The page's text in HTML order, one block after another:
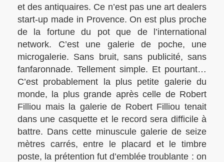
et des antiquaires. Ce n’est pas une art dealers
start-up made in Provence. On est plus proche
de la fortune du pot que de l’international
network. C’est une galerie de poche, une
microgalerie. Sans bruit, sans publicité, sans
fanfaronnade. Tellement simple. Et pourtant…
C’est probablement la plus petite galerie du
monde, la plus grande après celle de Robert
Filliou mais la galerie de Robert Filliou tenait
dans une casquette et le record sera difficile à
battre. Dans cette minuscule galerie de seize
mètres carrés, entre le placard et le timbre
poste, la prétention fut d’emblée troublante : on